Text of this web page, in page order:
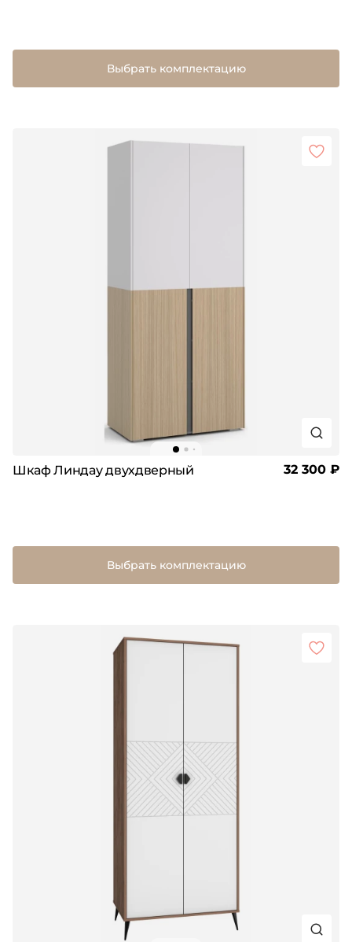
Выбрать комплектацию
Шкаф Линдау двухдверный 32 300 ₽
Выбрать комплектацию